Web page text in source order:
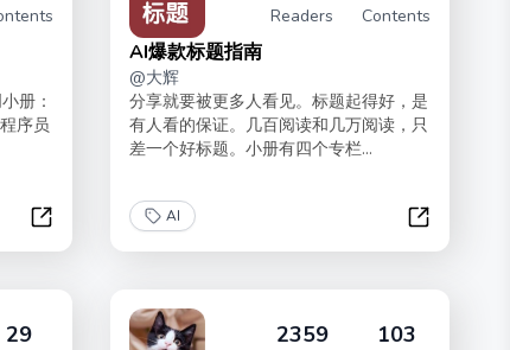
册：
序员
编程与 AI 编程
Readers Contents
AI爆款标题指南
@大辉
分享就要被更多人看见。标题起得好，是
有人看的保证。几百阅读和几万阅读，只
差一个好标题。小册有四个专栏...
AI
AI爆款标题
29 2359 103